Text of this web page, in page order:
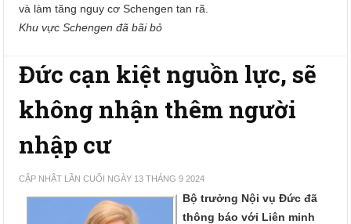
và làm tăng nguy cơ Schengen tan rã.
Khu vực Schengen đã bãi bỏ
Đức cạn kiệt nguồn lực, sẽ
không nhận thêm người
nhập cư
CẬP NHẬT LẦN CUỐI NGÀY 13 THÁNG 9 2024
Bộ trưởng Nội vụ Đức đã
thông báo với Liên minh